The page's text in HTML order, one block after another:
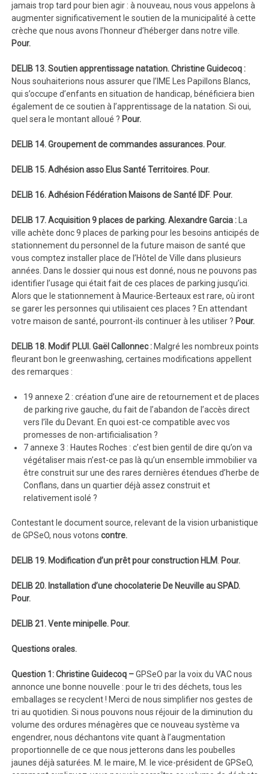
jamais trop tard pour bien agir : à nouveau, nous vous appelons à
augmenter significativement le soutien de la municipalité à cette
crèche que nous avons l’honneur d’héberger dans notre ville.
Pour.
DELIB 13. Soutien apprentissage natation. Christine Guidecoq :
Nous souhaiterions nous assurer que l’IME Les Papillons Blancs,
qui s’occupe d’enfants en situation de handicap, bénéficiera bien
également de ce soutien à l’apprentissage de la natation. Si oui,
quel sera le montant alloué ? Pour.
DELIB 14. Groupement de commandes assurances. Pour.
DELIB 15. Adhésion asso Elus Santé Territoires. Pour.
DELIB 16. Adhésion Fédération Maisons de Santé IDF. Pour.
DELIB 17. Acquisition 9 places de parking. Alexandre Garcia :
La
ville achète donc 9 places de parking pour les besoins anticipés de
stationnement du personnel de la future maison de santé que
vous comptez installer place de l’Hôtel de Ville dans plusieurs
années. Dans le dossier qui nous est donné, nous ne pouvons pas
identifier l’usage qui était fait de ces places de parking jusqu’ici.
Alors que le stationnement à Maurice-Berteaux est rare, où iront
se garer les personnes qui utilisaient ces places ? En attendant
votre maison de santé, pourront-ils continuer à les utiliser ? Pour.
DELIB 18. Modif PLUI. Gaël Callonnec : Malgré les nombreux points
fleurant bon le greenwashing, certaines modifications appellent
des remarques :
19 annexe 2 : création d’une aire de retournement et de places
de parking rive gauche, du fait de l’abandon de l’accès direct
vers l’île du Devant. En quoi est-ce compatible avec vos
promesses de non-artificialisation ?
7 annexe 3 : Hautes Roches : c’est bien gentil de dire qu’on va
végétaliser mais n’est-ce pas là qu’un ensemble immobilier va
être construit sur une des rares dernières étendues d’herbe de
Conflans, dans un quartier déjà assez construit et
relativement isolé ?
Contestant le document source, relevant de la vision urbanistique
de GPSeO, nous votons contre.
DELIB 19. Modification d’un prêt pour construction HLM Pour.
DELIB 20. Installation d’une chocolaterie De Neuville au SPAD.
Pour.
DELIB 21. Vente minipelle. Pour.
Questions orales.
Question 1: Christine Guidecoq –GPSeO par la voix du VAC nous
annonce une bonne nouvelle : pour le tri des déchets, tous les
emballages se recyclent ! Merci de nous simplifier nos gestes de
tri au quotidien. Si nous pouvons nous réjouir de la diminution du
volume des ordures ménagères que ce nouveau système va
engendrer, nous déchantons vite quant à l’augmentation
proportionnelle de ce que nous jetterons dans les poubelles
jaunes déjà saturées. M. le maire, M. le vice-président de GPSeO,